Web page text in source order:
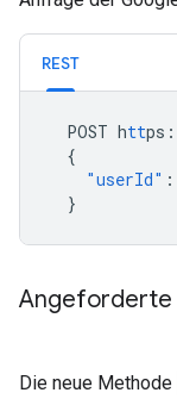
REST
POST https :
{
"userId" :
}
Angeforderte
Die neue Methode